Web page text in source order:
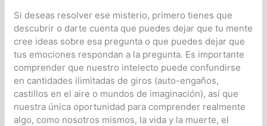
Si deseas resolver ese misterio, primero tienes que
descubrir o darte cuenta que puedes dejar que tu mente
cree ideas sobre esa pregunta o que puedes dejar que
tus emociones respondan a la pregunta. Es importante
comprender que nuestro intelecto puede confundirse
en cantidades ilimitadas de giros (auto-engaños,
castillos en el aire o mundos de imaginación), así que
nuestra única oportunidad para comprender realmente
algo, como nosotros mismos, la vida y la muerte, el